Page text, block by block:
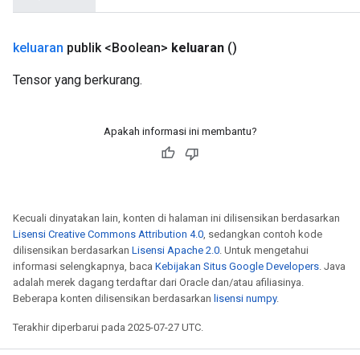
keluaran publik <Boolean> keluaran ()
Tensor yang berkurang.
Apakah informasi ini membantu?
Kecuali dinyatakan lain, konten di halaman ini dilisensikan berdasarkan
Lisensi Creative Commons Attribution 4.0, sedangkan contoh kode
dilisensikan berdasarkan Lisensi Apache 2.0. Untuk mengetahui
informasi selengkapnya, baca Kebijakan Situs Google Developers. Java
adalah merek dagang terdaftar dari Oracle dan/atau afiliasinya.
Beberapa konten dilisensikan berdasarkan lisensi numpy.
Terakhir diperbarui pada 2025-07-27 UTC.